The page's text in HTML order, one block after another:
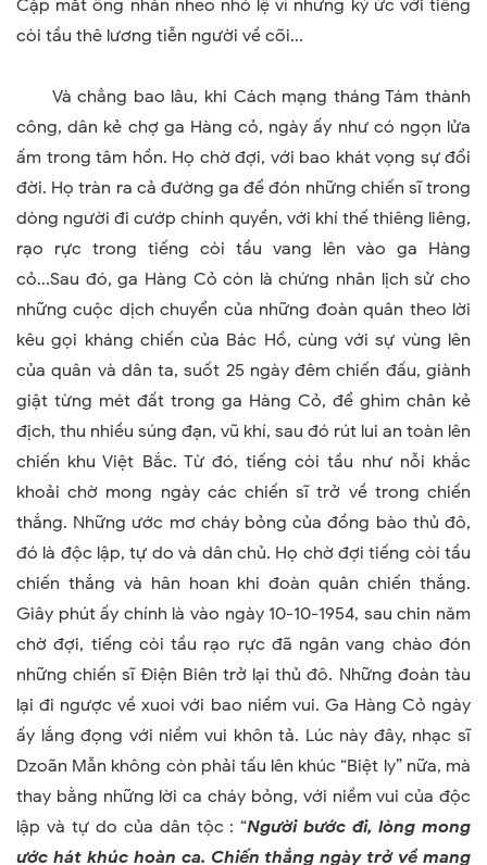
Cặp mắt ông nhăn nheo nhỏ lệ vì những ký ức với tiếng
còi tầu thê lương tiễn người về cõi...
Và chẳng bao lâu, khi Cách mạng tháng Tám thành
công, dân kẻ chợ ga Hàng cỏ, ngày ấy như có ngọn lửa
ấm trong tâm hồn. Họ chờ đợi, với bao khát vọng sự đổi
đời. Họ tràn ra cả đường ga để đón những chiến sĩ trong
dòng người đi cướp chính quyền, với khí thế thiêng liêng,
rạo rực trong tiếng còi tầu vang lên vào ga Hàng
cỏ...Sau đó, ga Hàng Cỏ còn là chứng nhân lịch sử cho
những cuộc dịch chuyển của những đoàn quân theo lời
kêu gọi kháng chiến của Bác Hồ, cùng với sự vùng lên
của quân và dân ta, suốt 25 ngày đêm chiến đấu, giành
giật từng mét đất trong ga Hàng Cỏ, để ghìm chân kẻ
địch, thu nhiều súng đạn, vũ khí, sau đó rút lui an toàn lên
chiến khu Việt Bắc. Từ đó, tiếng còi tầu như nỗi khắc
khoải chờ mong ngày các chiến sĩ trở về trong chiến
thắng. Những ước mơ cháy bỏng của đồng bào thủ đô,
đó là độc lập, tự do và dân chủ. Họ chờ đợi tiếng còi tầu
chiến thắng và hân hoan khi đoàn quân chiến thắng.
Giây phút ấy chính là vào ngày 10-10-1954, sau chin năm
chờ đợi, tiếng còi tầu rạo rực đã ngân vang chào đón
những chiến sĩ Điện Biên trở lại thủ đô. Những đoàn tàu
lại đi ngược về xuoi với bao niềm vui. Ga Hàng Cỏ ngày
ấy lắng đọng với niềm vui khôn tả. Lúc này đây, nhạc sĩ
Dzoãn Mẫn không còn phải tấu lên khúc “Biệt ly” nữa, mà
thay bằng những lời ca cháy bỏng, với niềm vui của độc
lập và tự do của dân tộc : “Người bước đi, lòng mong
ước hát khúc hoàn ca. Chiến thắng ngày trở về mang